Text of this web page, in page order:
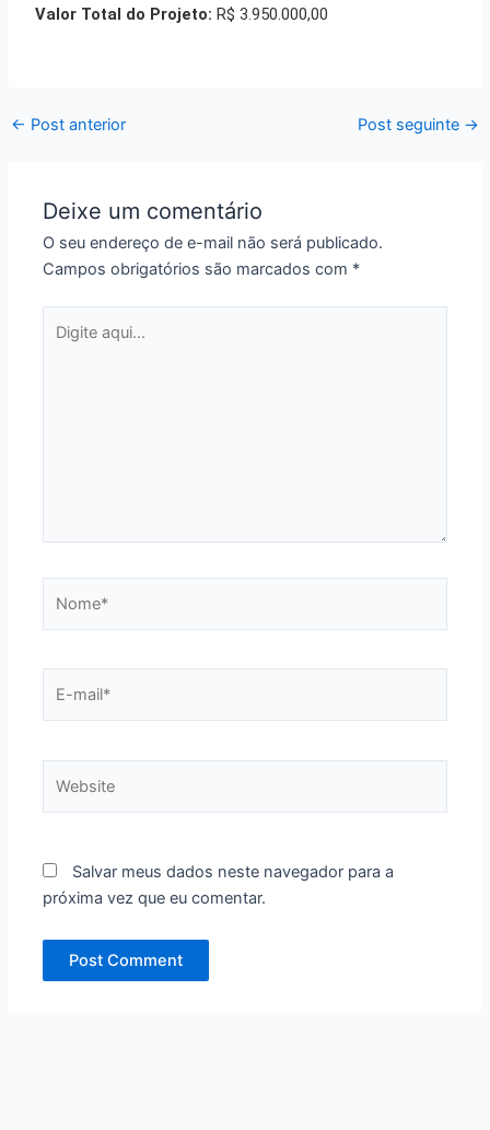
Valor Total do Projeto: R$ 3.950.000,00
← Post anterior Post seguinte →
Deixe um comentário
O seu endereço de e-mail não será publicado.
Campos obrigatórios são marcados com *
aqui...
Salvar meus dados neste navegador para a
próxima vez que eu comentar.